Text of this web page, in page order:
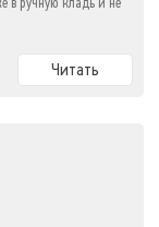
Читать